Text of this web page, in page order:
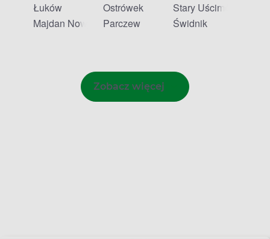
Łuków
Majdan Nowy
Ostrówek
Parczew
Stary Uścimów
Świdnik
Zobacz więcej